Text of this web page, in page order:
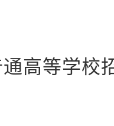
高等学校